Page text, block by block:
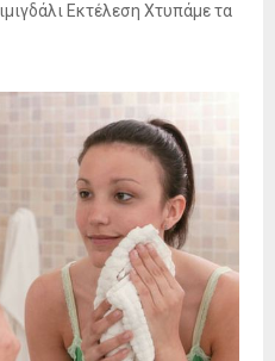
Εκτέλεση Χτυπάμε τα